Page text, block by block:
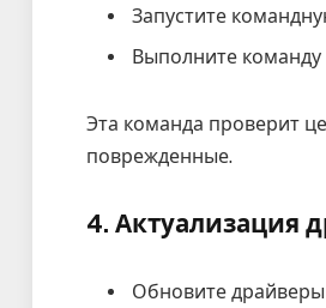
Запустите
Выполните команду
Эта команда проверит
поврежденные.
4. Актуализация
Обновите драйверы